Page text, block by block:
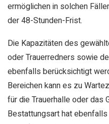
ermöglichen in solchen
der 48-Stunden-Frist.
Die Kapazitäten des
oder Trauerredners sowie
ebenfalls berücksichtigt
Bereichen kann es zu
für die Trauerhalle oder das
Bestattungsart hat